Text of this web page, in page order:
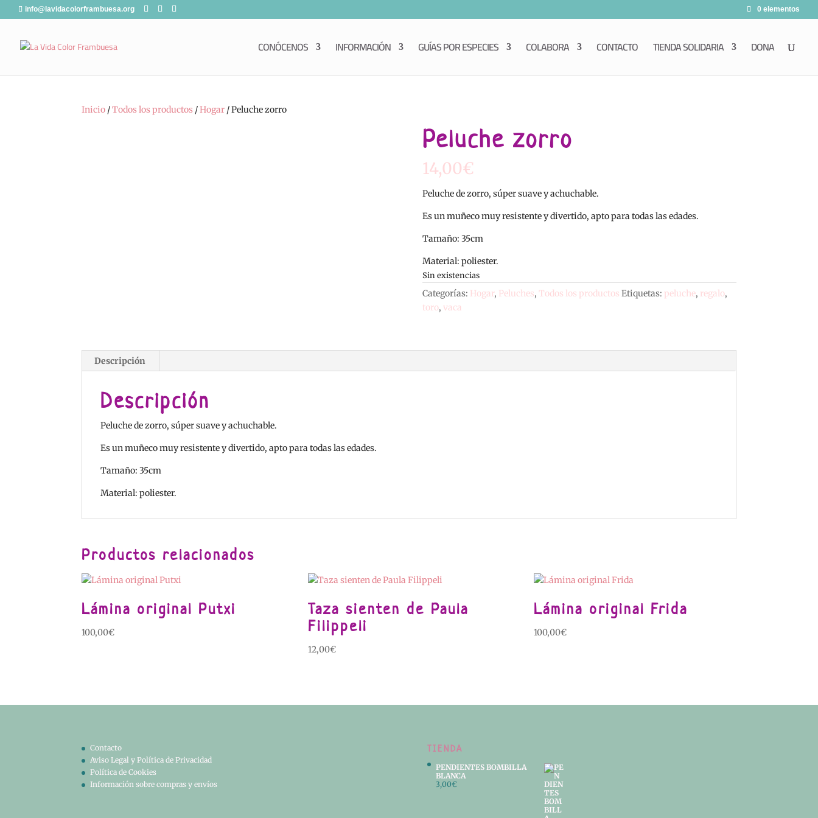
info@lavidacolorframbuesa.org 0 elementos
CONÓCENOS INFORMACIÓN GUÍAS POR ESPECIES COLABORA CONTACTO TIENDA SOLIDARIA DONA
Inicio /Todos los productos /Hogar / Peluche zorro
Peluche zorro
14,00€
Peluche de zorro, súper suave y achuchable.
Es un muñeco muy resistente y divertido, apto para todas las edades.
Tamaño: 35cm
Material: poliester.
Sin existencias
Categorías: Hogar, Peluches, Todos los productos Etiquetas: peluche, regalo,
toro, vaca
Descripción
Descripción
Peluche de zorro, súper suave y achuchable.
Es un muñeco muy resistente y divertido, apto para todas las edades.
Tamaño: 35cm
Material: poliester.
Productos relacionados
Lámina original Putxi
100,00€
Taza sienten de Paula
Filippeli
12,00€
Lámina original Frida
100,00€
Contacto
Aviso Legal y Política de Privacidad
Política de Cookies
Información sobre compras y envíos
TIENDA
PENDIENTES BOMBILLA
BLANCA
3,00€